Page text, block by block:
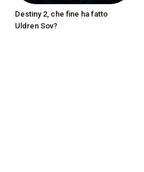
Destiny 2, che fine ha fatto
Uldren Sov?